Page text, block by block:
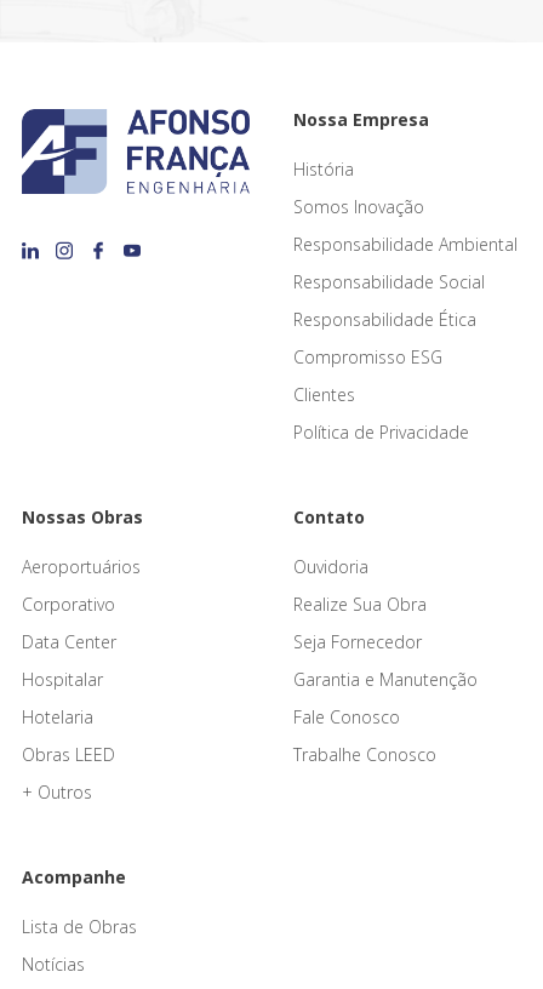
Nossa Empresa
História
Somos Inovação
Responsabilidade Ambiental
Responsabilidade Social
Responsabilidade Ética
Compromisso ESG
Clientes
Política de Privacidade
Nossas Obras
Aeroportuários
Corporativo
Data Center
Hospitalar
Hotelaria
Obras LEED
+ Outros
Contato
Ouvidoria
Realize Sua Obra
Seja Fornecedor
Garantia e Manutenção
Fale Conosco
Trabalhe Conosco
Acompanhe
Lista de Obras
Notícias